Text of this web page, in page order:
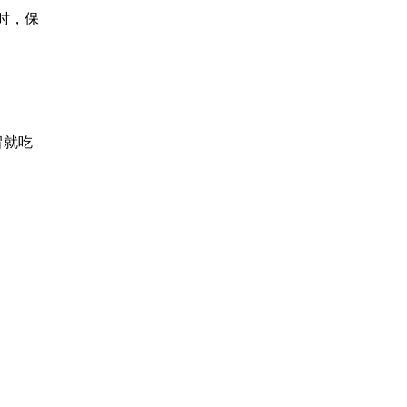
，保
就吃